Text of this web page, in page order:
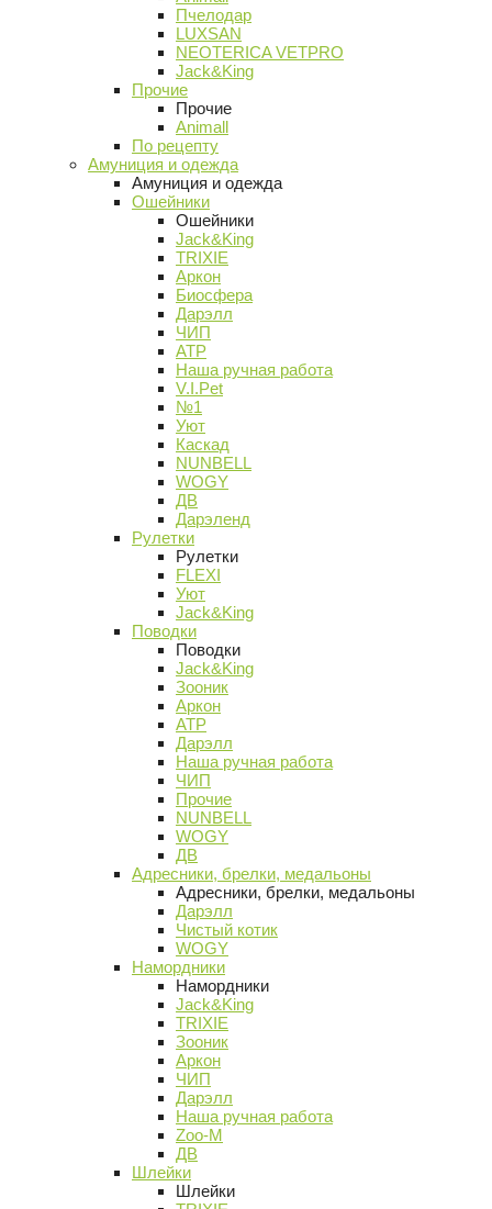
Пчелодар
LUXSAN
NEOTERICA VETPRO
Jack&King
Прочие
Прочие
Animall
По рецепту
Амуниция и одежда
Амуниция и одежда
Ошейники
Ошейники
Jack&King
TRIXIE
Аркон
Биосфера
Дарэлл
ЧИП
АТР
Наша ручная работа
V.I.Pet
№1
Уют
Каскад
NUNBELL
WOGY
ДВ
Дарэленд
Рулетки
Рулетки
FLEXI
Уют
Jack&King
Поводки
Поводки
Jack&King
Зооник
Аркон
АТР
Дарэлл
Наша ручная работа
ЧИП
Прочие
NUNBELL
WOGY
ДВ
Адресники, брелки, медальоны
Адресники, брелки, медальоны
Дарэлл
Чистый котик
WOGY
Намордники
Намордники
Jack&King
TRIXIE
Зооник
Аркон
ЧИП
Дарэлл
Наша ручная работа
Zoo-M
ДВ
Шлейки
Шлейки